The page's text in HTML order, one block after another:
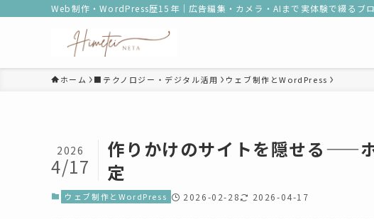
Web制作・WordPress歴15年｜広告編集・カメラ・AIまで実体験で綴るブ
ホーム ■テクノロジー・デジタル活用 ウェブ制作とWordPress
作りかけのサイトを隠せる——
定
2026
4/17
ウェブ制作とWordPress 2026-02-28 2026-04-17